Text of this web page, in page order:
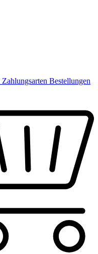
Zahlungsarten Bestellungen